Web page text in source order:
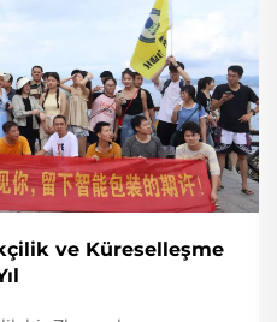
ve Küreselleşme